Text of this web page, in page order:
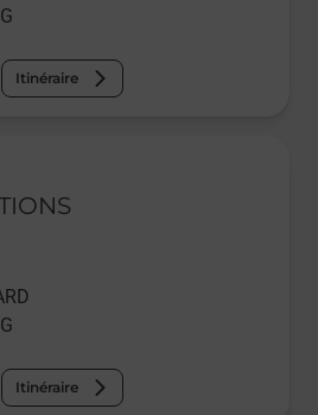
Itinéraire
Itinéraire